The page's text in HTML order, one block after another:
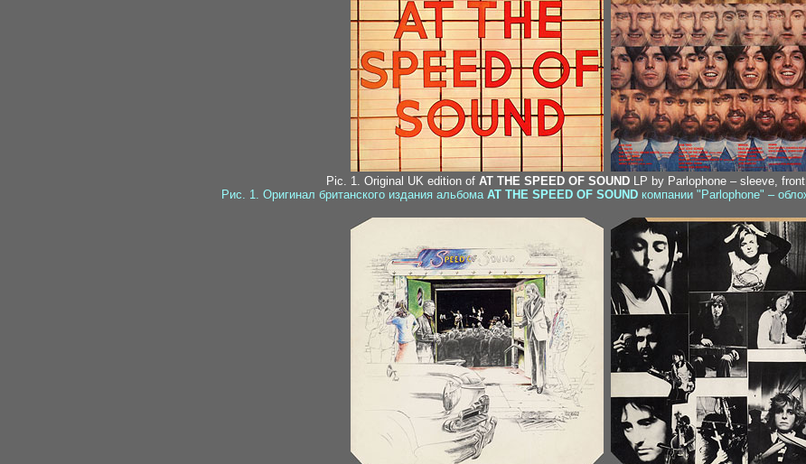
Pic. 1. Original UK edition of AT THE SPEED OF SOUND LP by Parlophone – sleeve,
Рис. 1. Оригинал британского издания альбома AT THE SPEED OF SOUNDкомпании "Parlophone" –